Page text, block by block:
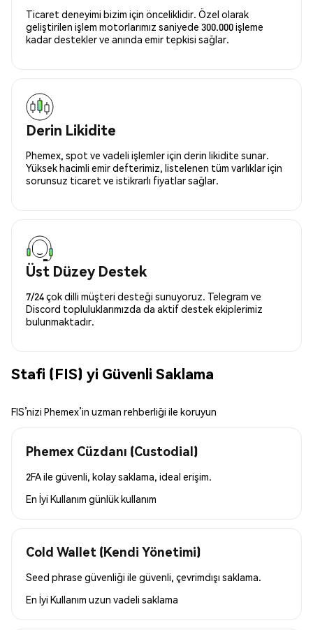
Ticaret deneyimi bizim için önceliklidir. Özel olarak
geliştirilen işlem motorlarımız saniyede 300.000 işleme
kadar destekler ve anında emir tepkisi sağlar.
Derin Likidite
Phemex, spot ve vadeli işlemler için derin likidite sunar.
Yüksek hacimli emir defterimiz, listelenen tüm varlıklar için
sorunsuz ticaret ve istikrarlı fiyatlar sağlar.
Üst Düzey Destek
7/24 çok dilli müşteri desteği sunuyoruz. Telegram ve
Discord topluluklarımızda da aktif destek ekiplerimiz
bulunmaktadır.
Stafi (FIS) yi Güvenli Saklama
FIS’nizi Phemex’in uzman rehberliği ile koruyun
Phemex Cüzdanı (Custodial)
2FA ile güvenli, kolay saklama, ideal erişim.
En İyi Kullanım günlük kullanım
Cold Wallet (Kendi Yönetimi)
Seed phrase güvenliği ile güvenli, çevrimdışı saklama.
En İyi Kullanım uzun vadeli saklama